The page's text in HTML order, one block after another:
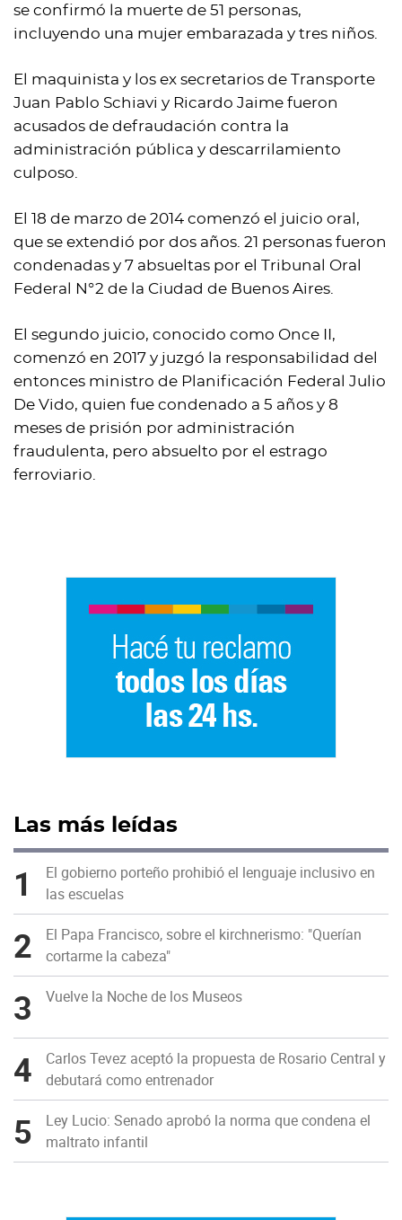
se confirmó la muerte de 51 personas,
incluyendo una mujer embarazada y tres niños.
El maquinista y los ex secretarios de Transporte
Juan Pablo Schiavi y Ricardo Jaime fueron
acusados de defraudación contra la
administración pública y descarrilamiento
culposo.
El 18 de marzo de 2014 comenzó el juicio oral,
que se extendió por dos años. 21 personas fueron
condenadas y 7 absueltas por el Tribunal Oral
Federal N°2 de la Ciudad de Buenos Aires.
El segundo juicio, conocido como Once II,
comenzó en 2017 y juzgó la responsabilidad del
entonces ministro de Planificación Federal Julio
De Vido, quien fue condenado a 5 años y 8
meses de prisión por administración
fraudulenta, pero absuelto por el estrago
ferroviario.
Las más leídas
1
El gobierno porteño prohibió el lenguaje inclusivo en
las escuelas
2
El Papa Francisco, sobre el kirchnerismo: "Querían
cortarme la cabeza"
3 Vuelve la Noche de los Museos
4
Carlos Tevez aceptó la propuesta de Rosario Central y
debutará como entrenador
5
Ley Lucio: Senado aprobó la norma que condena el
maltrato infantil